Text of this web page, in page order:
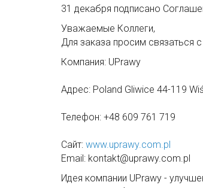
31 декабря подписано
Уважаемые Коллеги,
Для заказа просим связаться
Компания: UPrawy
Адрес: Poland Gliwice 44-119
Телефон: +48 609 761 719
Сайт: www.uprawy.com.pl
Email: kontakt@uprawy.com.pl
Идея компании UPrawy -